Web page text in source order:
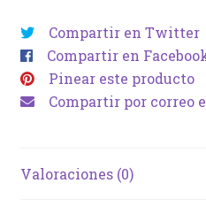
Compartir en Twitter
Compartir en
Pinear este producto
Compartir por correo
Valoraciones (0)